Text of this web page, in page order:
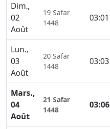
Dim.,
02
Août
19 Safar
1448
03:01
Lun.,
03
Août
20 Safar
1448
03:03
Mars.,
04
Août
21 Safar
1448
03:06